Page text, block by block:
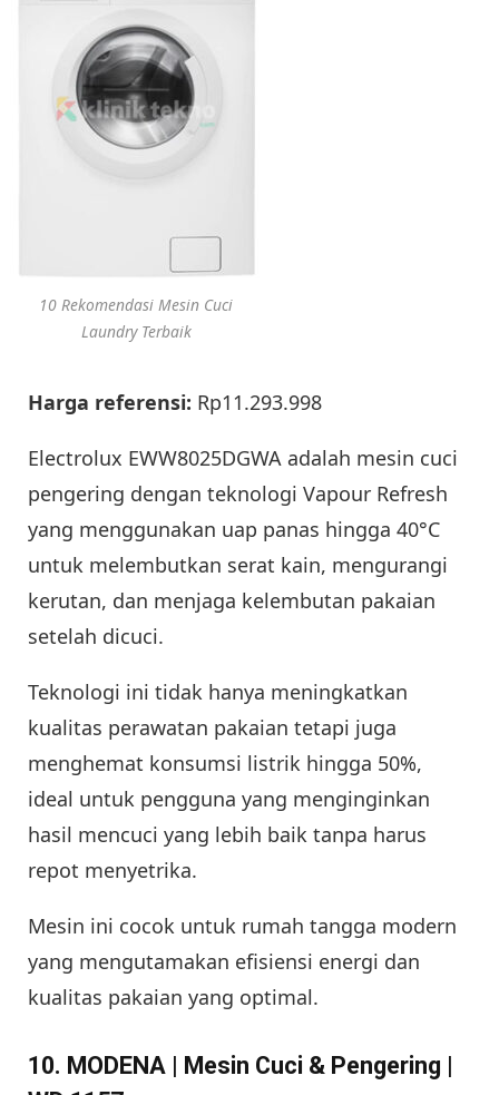
10 Rekomendasi Mesin Cuci
Laundry Terbaik
Harga referensi: Rp11.293.998
Electrolux EWW8025DGWA adalah mesin cuci
pengering dengan teknologi Vapour Refresh
yang menggunakan uap panas hingga 40°C
untuk melembutkan serat kain, mengurangi
kerutan, dan menjaga kelembutan pakaian
setelah dicuci.
Teknologi ini tidak hanya meningkatkan
kualitas perawatan pakaian tetapi juga
menghemat konsumsi listrik hingga 50%,
ideal untuk pengguna yang menginginkan
hasil mencuci yang lebih baik tanpa harus
repot menyetrika.
Mesin ini cocok untuk rumah tangga modern
yang mengutamakan efisiensi energi dan
kualitas pakaian yang optimal.
10. MODENA | Mesin Cuci & Pengering |